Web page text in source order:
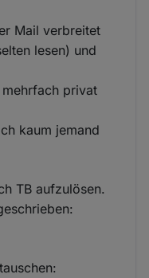
Mail verbreitet
lesen) und
privat
kaum jemand
TB aufzulösen.